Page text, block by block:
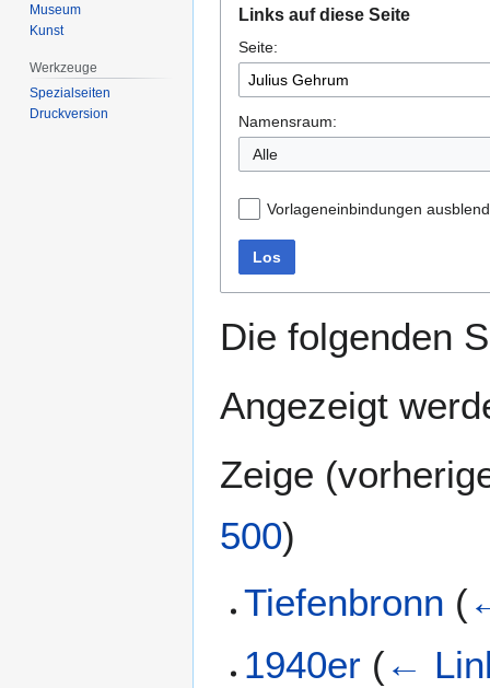
Navigation
springen
Suche
springen
Links auf diese Seite
Seite:
Namensraum:
Alle
Vorlageneinbindungen
Los
Die folgenden
Angezeigt
Zeige (
500)
Tiefenbronn (
1940er (←
Museum
Kunst
Werkzeuge
Spezialseiten
Druckversion